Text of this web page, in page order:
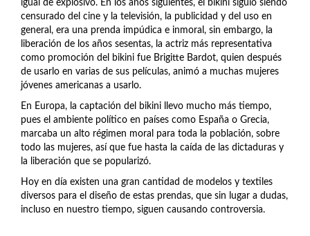
igual de explosivo. En los años siguientes, el bikini siguió siendo
censurado del cine y la televisión, la publicidad y del uso en
general, era una prenda impúdica e inmoral, sin embargo, la
liberación de los años sesentas, la actriz más representativa
como promoción del bikini fue Brigitte Bardot, quien después
de usarlo en varias de sus películas, animó a muchas mujeres
jóvenes americanas a usarlo.
En Europa, la captación del bikini llevo mucho más tiempo,
pues el ambiente político en países como España o Grecia,
marcaba un alto régimen moral para toda la población, sobre
todo las mujeres, así que fue hasta la caída de las dictaduras y
la liberación que se popularizó.
Hoy en día existen una gran cantidad de modelos y textiles
diversos para el diseño de estas prendas, que sin lugar a dudas,
incluso en nuestro tiempo, siguen causando controversia.